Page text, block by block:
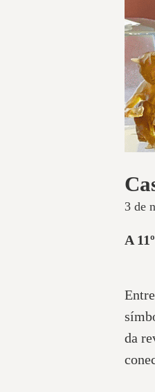
3 de
A
da